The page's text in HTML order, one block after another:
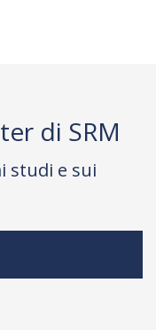
di SRM
studi e sui